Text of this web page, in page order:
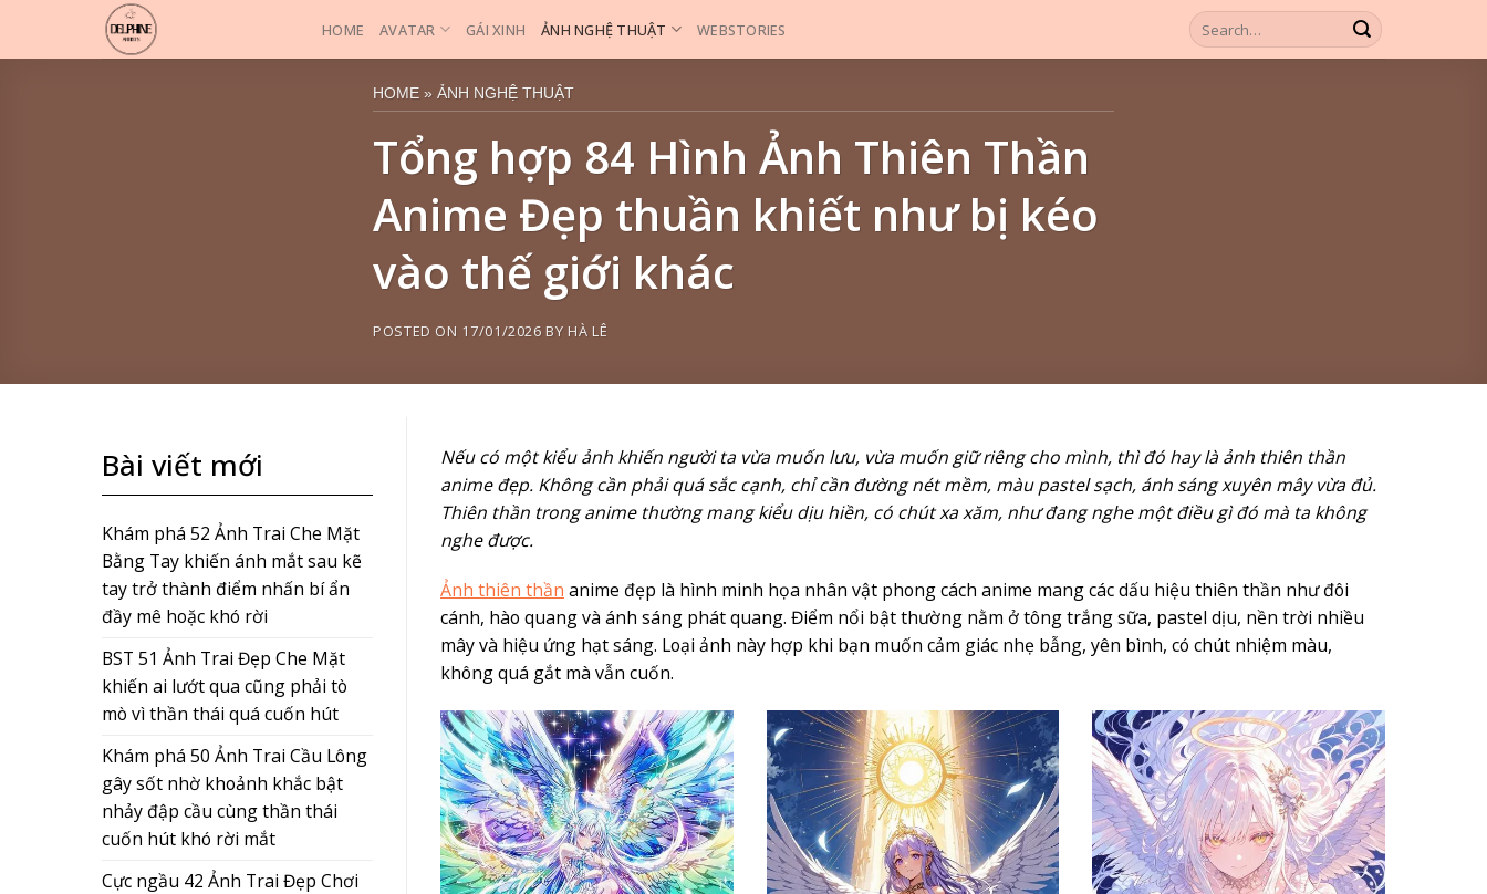
HOME AVATAR GÁI XINH ẢNH NGHỆ THUẬT WEBSTORIES
HOME » ẢNH NGHỆ THUẬT
Tổng hợp 84 Hình Ảnh Thiên Thần
Anime Đẹp thuần khiết như bị kéo
vào thế giới khác
POSTED ON 17/01/2026 BY HÀ LÊ
Bài viết mới
Khám phá 52 Ảnh Trai Che Mặt
Bằng Tay khiến ánh mắt sau kẽ
tay trở thành điểm nhấn bí ẩn
đầy mê hoặc khó rời
BST 51 Ảnh Trai Đẹp Che Mặt
khiến ai lướt qua cũng phải tò
mò vì thần thái quá cuốn hút
Khám phá 50 Ảnh Trai Cầu Lông
gây sốt nhờ khoảnh khắc bật
nhảy đập cầu cùng thần thái
cuốn hút khó rời mắt
Cực ngầu 42 Ảnh Trai Đẹp Chơi
Nếu có một kiểu ảnh khiến người ta vừa muốn lưu, vừa muốn giữ riêng cho mình, thì đó hay là ảnh thiên thần
anime đẹp. Không cần phải quá sắc cạnh, chỉ cần đường nét mềm, màu pastel sạch, ánh sáng xuyên mây vừa đủ.
Thiên thần trong anime thường mang kiểu dịu hiền, có chút xa xăm, như đang nghe một điều gì đó mà ta không
nghe được.
Ảnh thiên thần anime đẹp là hình minh họa nhân vật phong cách anime mang các dấu hiệu thiên thần như đôi
cánh, hào quang và ánh sáng phát quang. Điểm nổi bật thường nằm ở tông trắng sữa, pastel dịu, nền trời nhiều
mây và hiệu ứng hạt sáng. Loại ảnh này hợp khi bạn muốn cảm giác nhẹ bẫng, yên bình, có chút nhiệm màu,
không quá gắt mà vẫn cuốn.